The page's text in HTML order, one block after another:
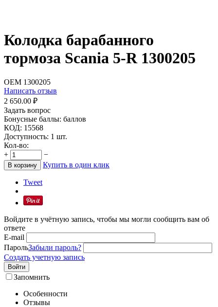
Колодка барабанного
тормоза Scania 5-R 1300205
OEM 1300205
Написать отзыв
2 650.00 ₽
Задать вопрос
Бонусные баллы: баллов
КОД: 15568
Доступность: 1 шт.
Кол-во:
+
−
В корзину Купить в один клик
Tweet
Войдите в учётную запись, чтобы мы могли сообщить вам об
ответе
E-mail
ПарольЗабыли пароль?
Создать учетную запись
Войти
Запомнить
Особенности
Отзывы